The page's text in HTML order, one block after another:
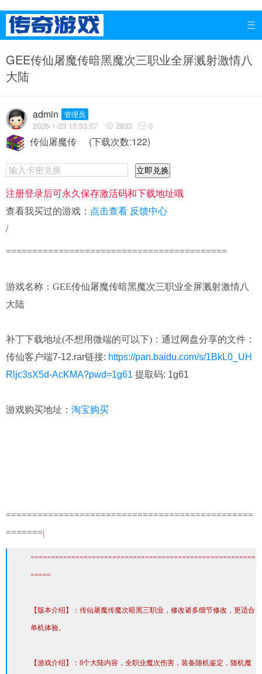

GEE传仙屠魔传暗黑魔次三职业全屏溅射激情八
大陆
admin 管理员
2026-1-23 15:53:07  2833  0
传仙屠魔传 (下载次数:122)
立即兑换
注册登录后可永久保存激活码和下载地址哦
查看我买过的游戏： 点击查看 反馈中心
/
==========================================
游戏名称：GEE传仙屠魔传暗黑魔次三职业全屏溅射激情八
大陆
补丁下载地址(不想用微端的可以下)： 通过网盘分享的文件：
传仙客户端7-12.rar链接: https://pan.baidu.com/s/1BkL0_UH
Rljc3sX5d-AcKMA?pwd=1g61 提取码: 1g61
游戏购买地址： 淘宝购买
===============================================
=======
=======================================================
=====
【版本介绍】：传仙屠魔传魔次暗黑三职业，修改诸多细节修改，更适合
单机体验。
【游戏介绍】：8个大陆内容，全职业魔次伤害，装备随机鉴定，随机魔